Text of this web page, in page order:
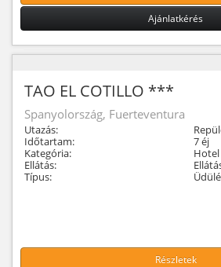
Ajánlatkérés
TAO EL COTILLO ***
Spanyolország, Fuerteventura
Utazás:
Időtartam:
7 éj
Kategória:
Ellátás:
Típus:
Részletek